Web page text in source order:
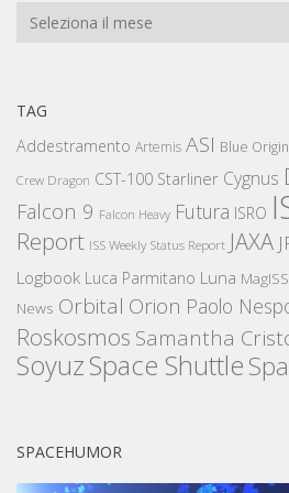
Archivi
TAG
Addestramento Artemis ASI Blue Origin
Crew Dragon CST-100 Starliner Cygnus
Falcon 9 Falcon Heavy Futura ISRO
Report ISS Weekly Status Report JAXA
Logbook Luca Parmitano Luna
News Orbital Orion Paolo
Roskosmos Samantha
SoyuzSpace Shuttle
SPACEHUMOR